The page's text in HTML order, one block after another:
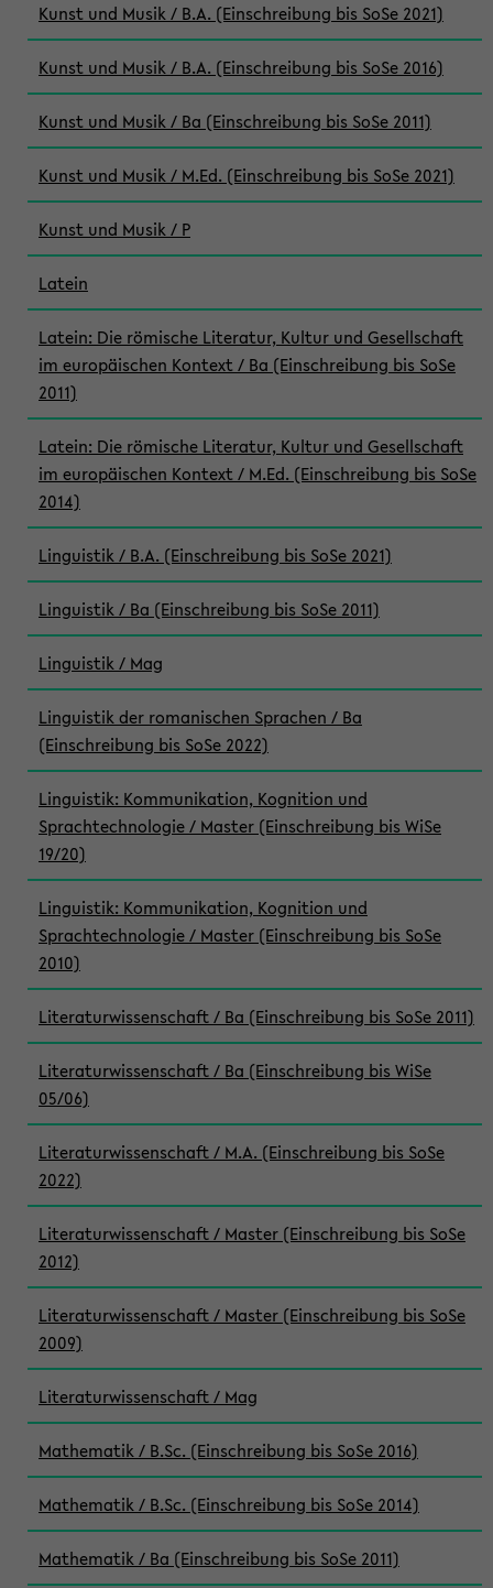
Kunst und Musik / B.A. (Einschreibung bis SoSe 2021)
Kunst und Musik / B.A. (Einschreibung bis SoSe 2016)
Kunst und Musik / Ba (Einschreibung bis SoSe 2011)
Kunst und Musik / M.Ed. (Einschreibung bis SoSe 2021)
Kunst und Musik / P
Latein
Latein: Die römische Literatur, Kultur und Gesellschaft
im europäischen Kontext / Ba (Einschreibung bis SoSe
2011)
Latein: Die römische Literatur, Kultur und Gesellschaft
im europäischen Kontext / M.Ed. (Einschreibung bis SoSe
2014)
Linguistik / B.A. (Einschreibung bis SoSe 2021)
Linguistik / Ba (Einschreibung bis SoSe 2011)
Linguistik / Mag
Linguistik der romanischen Sprachen / Ba
(Einschreibung bis SoSe 2022)
Linguistik: Kommunikation, Kognition und
Sprachtechnologie / Master (Einschreibung bis WiSe
19/20)
Linguistik: Kommunikation, Kognition und
Sprachtechnologie / Master (Einschreibung bis SoSe
2010)
Literaturwissenschaft / Ba (Einschreibung bis SoSe 2011)
Literaturwissenschaft / Ba (Einschreibung bis WiSe
05/06)
Literaturwissenschaft / M.A. (Einschreibung bis SoSe
2022)
Literaturwissenschaft / Master (Einschreibung bis SoSe
2012)
Literaturwissenschaft / Master (Einschreibung bis SoSe
2009)
Literaturwissenschaft / Mag
Mathematik / B.Sc. (Einschreibung bis SoSe 2016)
Mathematik / B.Sc. (Einschreibung bis SoSe 2014)
Mathematik / Ba (Einschreibung bis SoSe 2011)